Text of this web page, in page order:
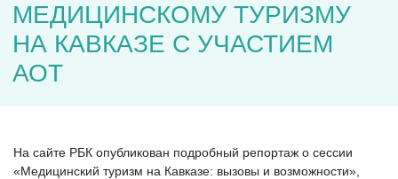
МЕДИЦИНСКОМУ ТУРИЗМУ
НА КАВКАЗЕ С УЧАСТИЕМ
АОТ
На сайте РБК опубликован подробный репортаж о сессии
«Медицинский туризм на Кавказе: вызовы и возможности»,